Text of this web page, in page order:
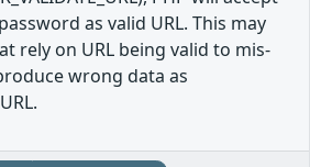
as valid URL. This may
rely on URL being valid to mis-
wrong data as